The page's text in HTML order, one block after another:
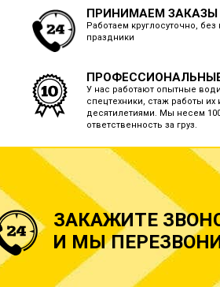
ПРИНИМАЕМ ЗАКАЗЫ
Работаем круглосуточно,
праздники
У нас работают опытные
спецтехники, стаж работы их
десятилетиями. Мы несем
ответственность за груз.
ЗАКАЖИТЕ
И МЫ